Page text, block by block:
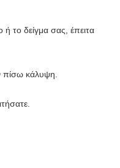
ή το δείγμα σας, έπειτα
κάλυψη.